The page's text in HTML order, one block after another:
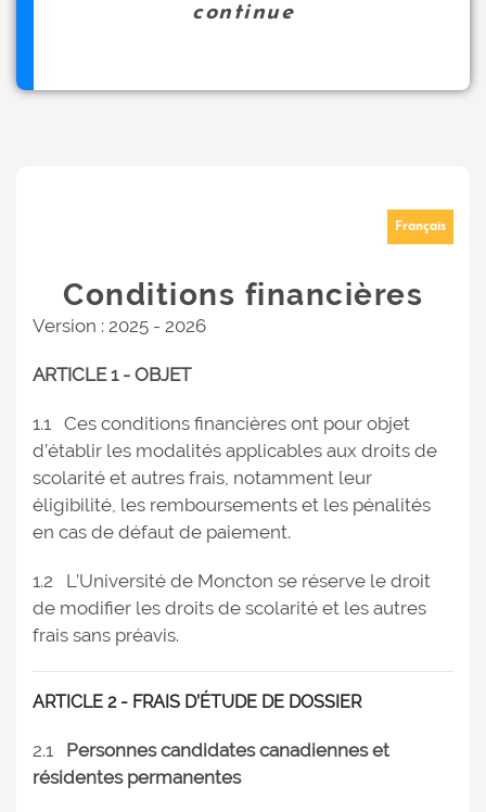
continue
Français
Conditions financières
Version : 2025 - 2026
ARTICLE 1 - OBJET
1.1 Ces conditions financières ont pour objet
d’établir les modalités applicables aux droits de
scolarité et autres frais, notamment leur
éligibilité, les remboursements et les pénalités
en cas de défaut de paiement.
1.2 L’Université de Moncton se réserve le droit
de modifier les droits de scolarité et les autres
frais sans préavis.
ARTICLE 2 - FRAIS D’ÉTUDE DE DOSSIER
2.1 Personnes candidates canadiennes et
résidentes permanentes